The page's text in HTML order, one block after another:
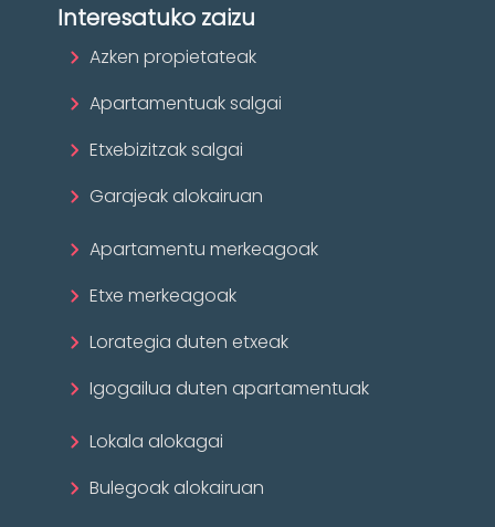
Interesatuko zaizu
Azken propietateak
Apartamentuak salgai
Etxebizitzak salgai
Garajeak alokairuan
Apartamentu merkeagoak
Etxe merkeagoak
Lorategia duten etxeak
Igogailua duten apartamentuak
Lokala alokagai
Bulegoak alokairuan